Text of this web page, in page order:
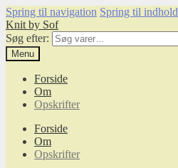
Spring til navigation Spring til indhold
Knit by Sof
Søg efter:
Menu
Forside
Om
Opskrifter
Forside
Om
Opskrifter